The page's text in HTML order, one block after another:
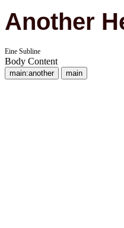
Another
Eine Subline
Body Content
main:another main